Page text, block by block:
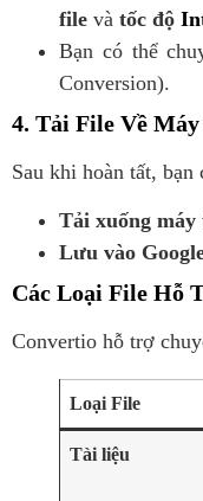
file và tốc độ
Bạn có thể
Conversion).
4. Tải File Về
Sau khi hoàn tất, bạn
Tải xuống máy
Lưu vào
Các Loại File Hỗ
Convertio hỗ trợ
Loại File
Tài liệu